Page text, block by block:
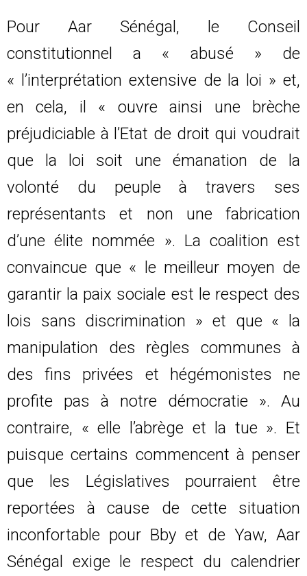
Pour Aar Sénégal, le Conseil
constitutionnel a « abusé » de
« l’interprétation extensive de la loi » et,
en cela, il « ouvre ainsi une brèche
préjudiciable à l’Etat de droit qui voudrait
que la loi soit une émanation de la
volonté du peuple à travers ses
représentants et non une fabrication
d’une élite nommée ». La coalition est
convaincue que « le meilleur moyen de
garantir la paix sociale est le respect des
lois sans discrimination » et que « la
manipulation des règles communes à
des fins privées et hégémonistes ne
profite pas à notre démocratie ». Au
contraire, « elle l’abrège et la tue ». Et
puisque certains commencent à penser
que les Législatives pourraient être
reportées à cause de cette situation
inconfortable pour Bby et de Yaw, Aar
Sénégal exige le respect du calendrier